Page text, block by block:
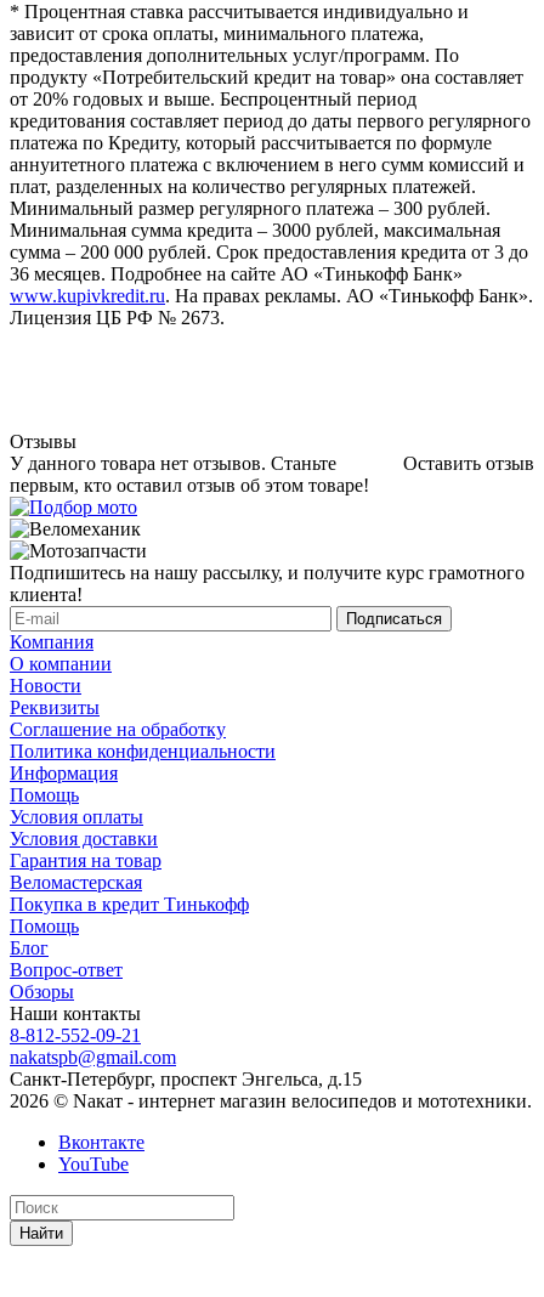
* Процентная ставка рассчитывается индивидуально и
зависит от срока оплаты, минимального платежа,
предоставления дополнительных услуг/программ. По
продукту «Потребительский кредит на товар» она составляет
от 20% годовых и выше. Беспроцентный период
кредитования составляет период до даты первого регулярного
платежа по Кредиту, который рассчитывается по формуле
аннуитетного платежа с включением в него сумм комиссий и
плат, разделенных на количество регулярных платежей.
Минимальный размер регулярного платежа – 300 рублей.
Минимальная сумма кредита – 3000 рублей, максимальная
сумма – 200 000 рублей. Срок предоставления кредита от 3 до
36 месяцев. Подробнее на сайте АО «Тинькофф Банк»
www.kupivkredit.ru. На правах рекламы. АО «Тинькофф Банк».
Лицензия ЦБ РФ № 2673.
Отзывы
Оставить отзыв
У данного товара нет отзывов. Станьте
первым, кто оставил отзыв об этом товаре!
Подпишитесь на нашу рассылку, и получите курс грамотного
клиента!
Компания
О компании
Новости
Реквизиты
Соглашение на обработку
Политика конфиденциальности
Информация
Помощь
Условия оплаты
Условия доставки
Гарантия на товар
Веломастерская
Покупка в кредит Тинькофф
Помощь
Блог
Вопрос-ответ
Обзоры
Наши контакты
8-812-552-09-21
nakatspb@gmail.com
Санкт-Петербург, проспект Энгельса, д.15
2026 © Nакат - интернет магазин велосипедов и мототехники.
Вконтакте
YouTube
Найти